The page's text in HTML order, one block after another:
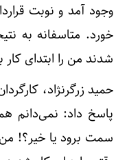
وجود آمد و نوبت
خورد. متاسفانه به
شدند من را ابتدای
حمید زرگرنژاد،
پاسخ داد: نمی‌دانم
سمت برود یا خیر؟!